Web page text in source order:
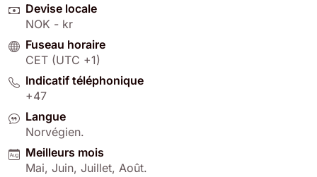
Devise locale
NOK - kr
Fuseau horaire
CET (UTC +1)
Indicatif téléphonique
+47
Langue
Norvégien.
Meilleurs mois
Mai, Juin, Juillet, Août.